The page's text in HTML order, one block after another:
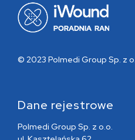
© 2023 Polmedi Group Sp. z
Dane rejestrowe
Polmedi Group Sp. z o.o.